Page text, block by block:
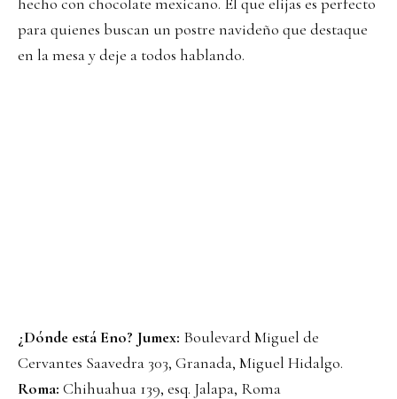
para quienes buscan un postre navideño que destaque
en la mesa y deje a todos hablando.
¿Dónde está Eno? Jumex: Boulevard Miguel de
Cervantes Saavedra 303, Granada, Miguel Hidalgo.
Roma: Chihuahua 139, esq. Jalapa, Roma